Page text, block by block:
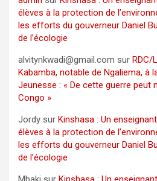
élèves à la protection de
les efforts du gouverneur Daniel
de l’écologie
alvitynkwadi@gmail.com sur
Kabamba, notable de Ngaliema, à
Jeunesse : « De cette guerre peut
Congo »
Jordy sur Kinshasa : Un
élèves à la protection de
les efforts du gouverneur Daniel
de l’écologie